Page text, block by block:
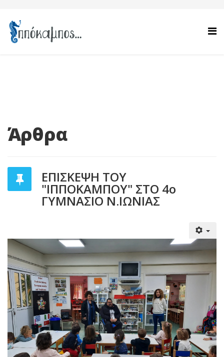
Άρθρα
ΕΠΙΣΚΕΨΗ ΤΟΥ
"ΙΠΠΟΚΑΜΠΟΥ" ΣΤΟ 4ο
ΓΥΜΝΑΣΙΟ Ν.ΙΩΝΙΑΣ